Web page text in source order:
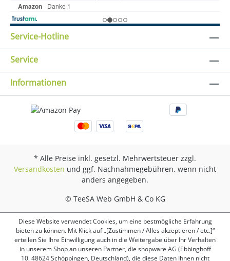
Service-Hotline
Service
Informationen
* Alle Preise inkl. gesetzl. Mehrwertsteuer zzgl.
Versandkosten und ggf. Nachnahmegebühren, wenn nicht
anders angegeben.
© TeeSA Web GmbH & Co KG
Diese Website verwendet Cookies, um eine bestmögliche Erfahrung
bieten zu können. Mit Klick auf „[Zustimmen / Alles akzeptieren / etc.]“
erteilen Sie Ihre Einwilligung auch in die Weitergabe über Ihr Verhalten
in unserem Shop an unseren Partner, die shopware AG (Ebbinghoff
10, 48624 Schöppingen, Deutschland), die diese Daten Ihnen nicht